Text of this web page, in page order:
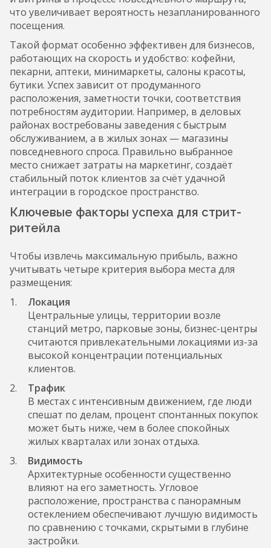
что увеличивает вероятность незапланированного
посещения.
Такой формат особенно эффективен для бизнесов,
работающих на скорость и удобство: кофейни,
пекарни, аптеки, минимаркеты, салоны красоты,
бутики. Успех зависит от продуманного
расположения, заметности точки, соответствия
потребностям аудитории. Например, в деловых
районах востребованы заведения с быстрым
обслуживанием, а в жилых зонах — магазины
повседневного спроса. Правильно выбранное
место снижает затраты на маркетинг, создаёт
стабильный поток клиентов за счёт удачной
интеграции в городское пространство.
Ключевые факторы успеха для стрит-
ритейла
Чтобы извлечь максимальную прибыль, важно
учитывать четыре критерия выбора места для
размещения:
Локация
Центральные улицы, территории возле
станций метро, парковые зоны, бизнес-центры
считаются привлекательными локациями из-за
высокой концентрации потенциальных
клиентов.
Трафик
В местах с интенсивным движением, где люди
спешат по делам, процент спонтанных покупок
может быть ниже, чем в более спокойных
жилых кварталах или зонах отдыха.
Видимость
Архитектурные особенности существенно
влияют на его заметность. Угловое
расположение, пространства с панорамным
остеклением обеспечивают лучшую видимость
по сравнению с точками, скрытыми в глубине
застройки.